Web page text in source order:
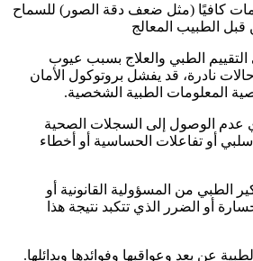
كافيًا (مثل ضعف دقة الصور) للسماح
قبل الطبيب المعالج
الطبي والعلاج بسبب عيوب
نادرة، قد يفشل بروتوكول الأمان
المعلومات الطبية الشخصية.
عدم الوصول إلى السجلات الصحية
سلبي أو تفاعلات الحساسية أو أخطاء
الطبي من المسؤولية القانونية أو
أو الضرر الذي تتكبد نتيجة هذا
عن بعد وعواقبها وفوائدها وبدائلها.